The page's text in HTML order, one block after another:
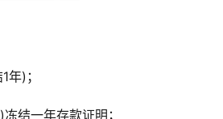
)；
结一年存款证明；